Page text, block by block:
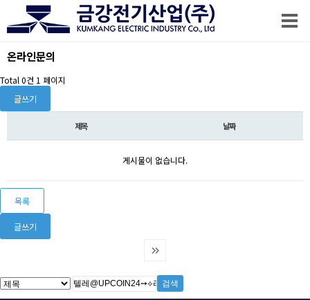
온라인문의
Total 0건 1 페이지
글쓰기
제목 날짜
게시물이 없습니다.
목록
글쓰기